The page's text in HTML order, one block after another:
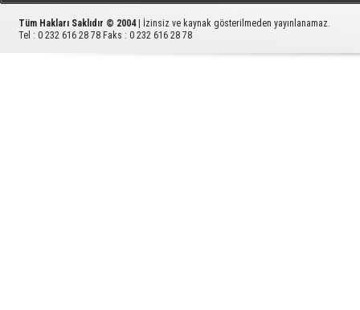
Tüm Hakları Saklıdır © 2004
| İzinsiz ve kaynak gösterilmeden yayınlanamaz.
Tel : 0 232 616 28 78 Faks : 0 232 616 28 78